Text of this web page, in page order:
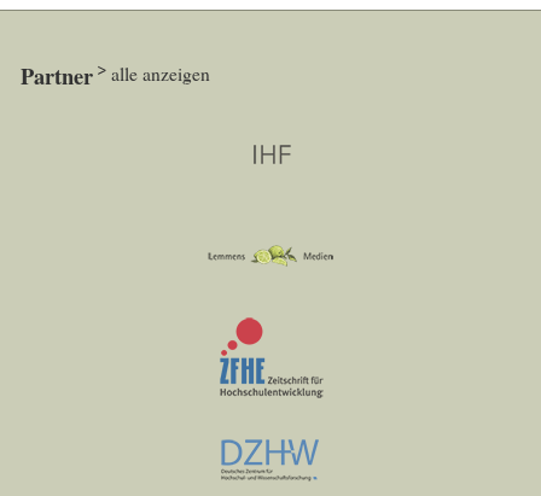
Partner alle anzeigen